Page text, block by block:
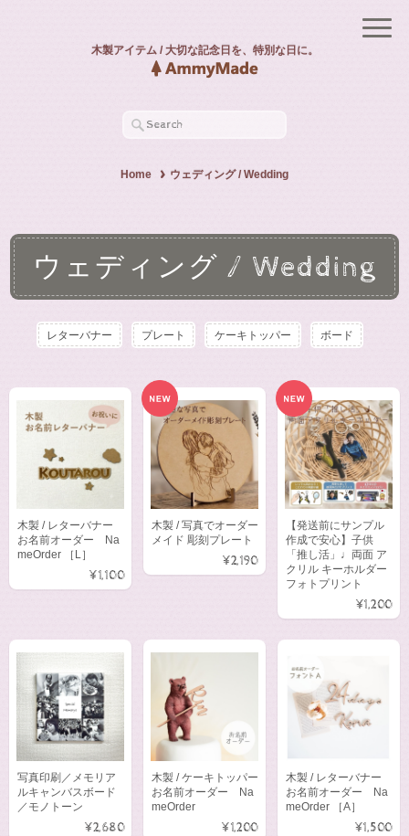
木製アイテム / 大切な記念日を、特別な日に。
Home ウェディング / Wedding
ウェディング / Wedding
レターバナー プレート ケーキトッパー ボード
木製 / レターバナー
お名前オーダー Na
meOrder ［L］
¥1,100
木製 / 写真でオーダー
メイド 彫刻プレート
¥2,190
【発送前にサンプル
作成で安心】子供
「推し活」♩両面 ア
クリル キーホルダー
フォトプリント
¥1,200
写真印刷／メモリア
ルキャンバスボード
／モノトーン
¥2,680
木製 / ケーキトッパー
お名前オーダー Na
meOrder
¥1,200
木製 / レターバナー
お名前オーダー Na
meOrder ［A］
¥1,500